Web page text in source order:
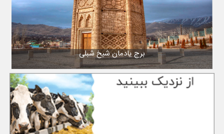
برج یادمان شیخ شبلی